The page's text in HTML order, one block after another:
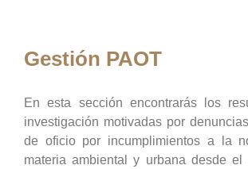
Gestión PAOT
En esta sección encontrarás los
investigación motivadas por
de oficio por incumplimientos a la
materia ambiental y urbana desde